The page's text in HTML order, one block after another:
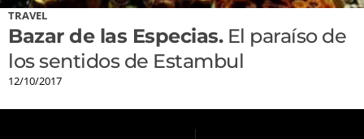
TRAVEL
Bazar de las Especias.El paraíso de
los sentidos de Estambul
12/10/2017